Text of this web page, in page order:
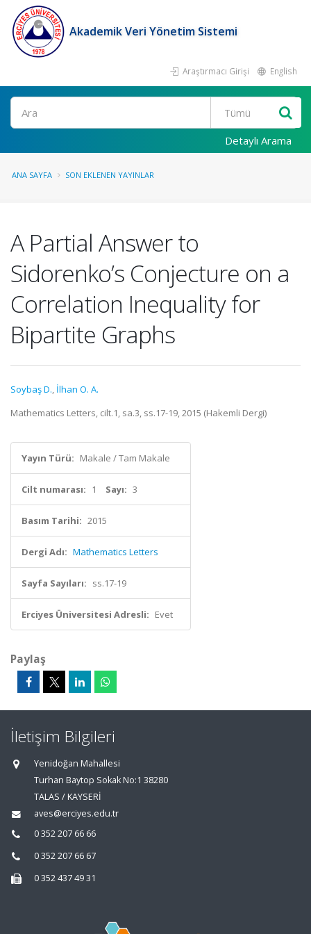
Akademik Veri Yönetim Sistemi
Araştırmacı Girişi English
Ara
Detaylı Arama
ANA SAYFA SON EKLENEN YAYINLAR
A Partial Answer to
Sidorenko’s Conjecture on a
Correlation Inequality for
Bipartite Graphs
Soybaş D., İlhan O. A.
Mathematics Letters, cilt.1, sa.3, ss.17-19, 2015 (Hakemli Dergi)
Yayın Türü: Makale / Tam Makale
Cilt numarası: 1 Sayı: 3
Basım Tarihi: 2015
Dergi Adı: Mathematics Letters
Sayfa Sayıları: ss.17-19
Erciyes Üniversitesi Adresli: Evet
Paylaş
İletişim Bilgileri
Yenidoğan Mahallesi
Turhan Baytop Sokak No:1 38280
TALAS / KAYSERİ
aves@erciyes.edu.tr
0 352 207 66 66
0 352 207 66 67
0 352 437 49 31